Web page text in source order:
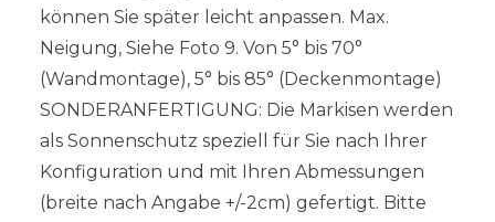
können Sie später leicht anpassen. Max.
Neigung, Siehe Foto 9. Von 5° bis 70°
(Wandmontage), 5° bis 85° (Deckenmontage)
SONDERANFERTIGUNG: Die Markisen werden
als Sonnenschutz speziell für Sie nach Ihrer
Konfiguration und mit Ihren Abmessungen
(breite nach Angabe +/-2cm) gefertigt. Bitte